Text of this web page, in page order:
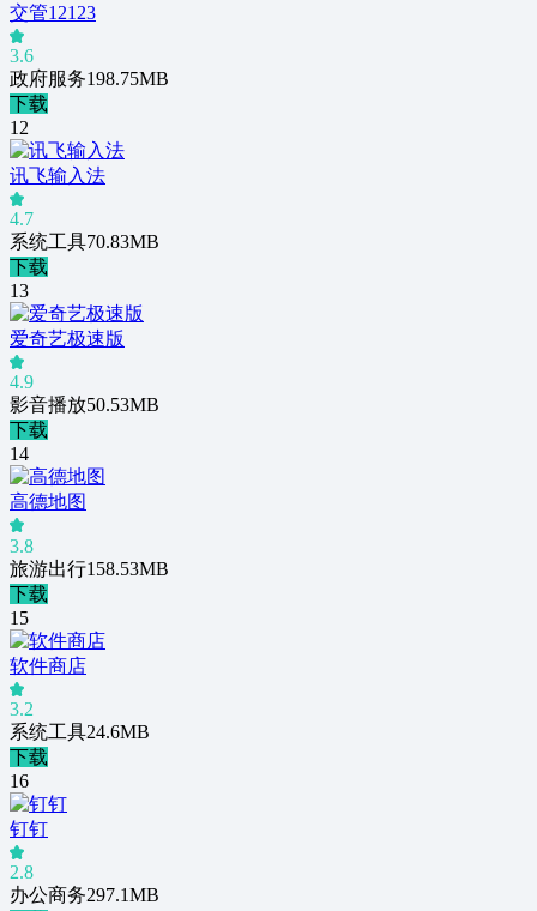
交管12123
3.6
政府服务198.75MB
下载
12
讯飞输入法
4.7
系统工具70.83MB
下载
13
爱奇艺极速版
4.9
影音播放50.53MB
下载
14
高德地图
3.8
旅游出行158.53MB
下载
15
软件商店
3.2
系统工具24.6MB
下载
16
钉钉
2.8
办公商务297.1MB